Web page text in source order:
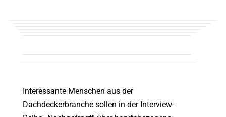
Interessante Menschen aus der
Dachdeckerbranche sollen in der Interview-